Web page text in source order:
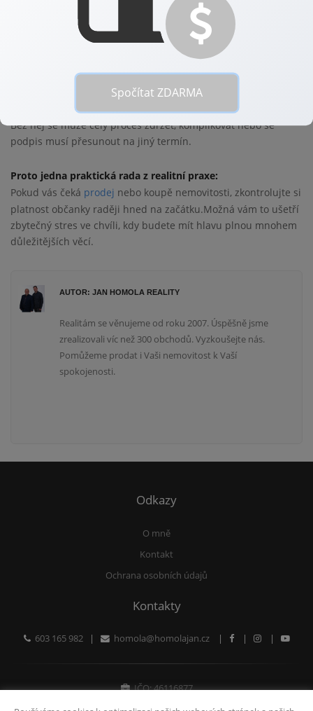
nahlášení změny stavu jsou zákonné lhůty
a dva moji klienti
dokonce platili pokutu za to, že o nový občanský průkaz
požádali pozdě.
U podpisu kupních smluv a ověřování podpisů je platný
doklad totožnosti naprostý základ, občanský průkaz
prodávajícího bude požadovat i
kupujícího.
Bez něj se může celý proces zdržet, komplikovat nebo se
podpis musí přesunout na jiný termín.
Proto jedna praktická rada z realitní praxe:
Pokud vás čeká prodej nebo koupě nemovitosti, zkontrolujte si
platnost občanky raději hned na začátku.Možná vám to ušetří
zbytečný stres ve chvíli, kdy budete mít hlavu plnou mnohem
důležitějších věcí.
AUTOR: JAN HOMOLA REALITY
Realitám se věnujeme od roku 2007. Úspěšně jsme
zrealizovali víc než 300 obchodů. Vyzkoušejte nás.
Pomůžeme prodat i Vaši nemovitost k Vaší
spokojenosti.
Odkazy
O mně
Kontakt
Ochrana osobních údajů
Kontakty
603 165 982| homola@homolajan.cz| | |
IČO: 46116877
Spočítat ZDARMA